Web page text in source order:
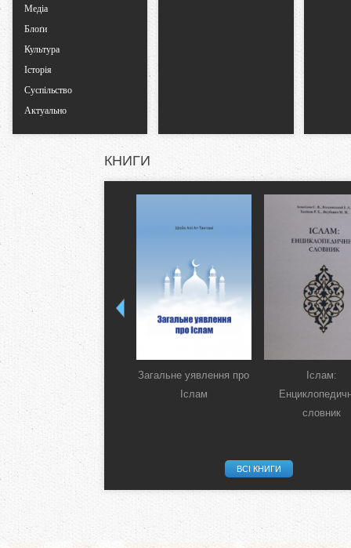
Медіа
Блоґи
Культура
Історія
Суспільство
Актуально
КНИГИ
Загальне уявлення про
Іслам
Іслам:
словник
ВСІ КНИГИ